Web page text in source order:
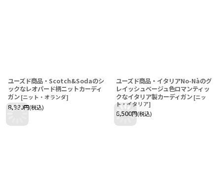
ユーズド商品・Scotch&Sodaのシ
ックなレオパード柄ニットカーディ
ガン [ニット・オランダ]
8,980円(税込)
ユーズド商品・イタリアNo-Nàのグ
レイッシュベージュ色ロマンティッ
クなイタリア製カーディガン [ニッ
ト・イタリア]
6,500円(税込)